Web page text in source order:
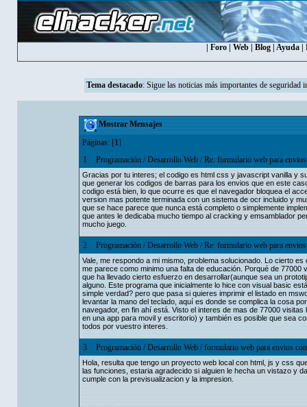
Foro Web Blog Ayuda
Tema destacado: Sigue las noticias más importantes de seguridad
Mostrar Mensajes
Páginas: [1]
1
Programación/Desarrollo Web/Re: formulario web para
Gracias por tu interes; el codigo es html css y javascript vanilla y
que generar los codigos de barras para los envios que en este
codigo está bien, lo que ocurre es que el navegador bloquea el
version mas potente terminada con un sistema de ocr incluido y
que se hace parece que nunca está completo o simplemente
que antes le dedicaba mucho tiempo al cracking y emsamblador
mucho juego.
2 Programación/Desarrollo Web/Re: formulario web para
Vale, me respondo a mi mismo, problema solucionado. Lo cierto
me parece como minimo una falta de educación. Porqué de
que ha llevado cierto esfuerzo en desarrollar(aunque sea un
alguno. Este programa que inicialmente lo hice con visual basic
simple verdad? pero que pasa si quieres imprimir el listado en
levantar la mano del teclado, aquí es donde se complica la cosa
navegador, en fin ahí está. Visto el interes de mas de 77000
en una app para movil y escritorio) y también es posible que sea
todos por vuestro interes.
3 Programación/Desarrollo Web/formulario web para envios
Hola, resulta que tengo un proyecto web local con html, js y css
las funciones, estaria agradecido si alguien le hecha un vistazo y
cumple con la previsualizacion y la impresion.